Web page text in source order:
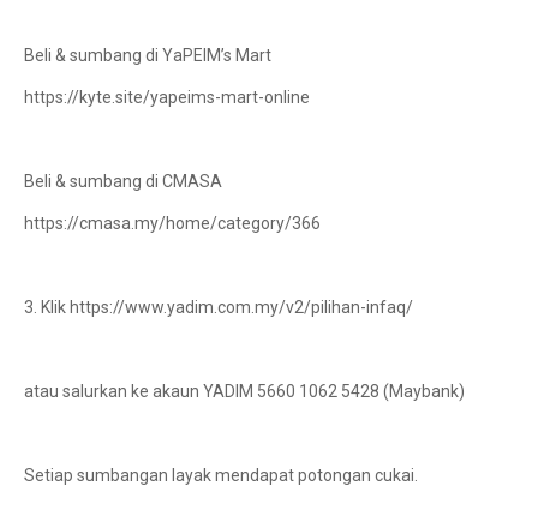
Beli & sumbang di YaPEIM’s Mart
https://kyte.site/yapeims-mart-online
Beli & sumbang di CMASA
https://cmasa.my/home/category/366
3. Klik https://www.yadim.com.my/v2/pilihan-infaq/
atau salurkan ke akaun YADIM 5660 1062 5428 (Maybank)
Setiap sumbangan layak mendapat potongan cukai.